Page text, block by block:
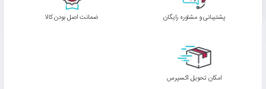
پشتیبانی و مشاوره رایگان ﺿﻤﺎﻧﺖ اﺻﻞ ﺑﻮدن ﮐﺎﻟﺎ
اﻣﮑﺎن ﺗﺤﻮﯾﻞ اﮐﺴﭙﺮس